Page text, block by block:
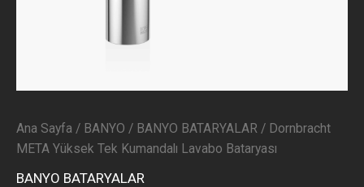
Ana Sayfa / BANYO / BANYO BATARYALAR / Dornbracht
META Yüksek Tek Kumandalı Lavabo Bataryası
BANYO BATARYALAR